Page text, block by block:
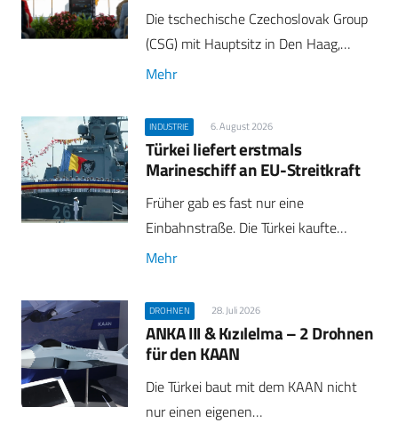
Die tschechische Czechoslovak Group
(CSG) mit Hauptsitz in Den Haag,…
Mehr
INDUSTRIE 6. August 2026
Türkei liefert erstmals
Marineschiff an EU-Streitkraft
Früher gab es fast nur eine
Einbahnstraße. Die Türkei kaufte…
Mehr
DROHNEN 28. Juli 2026
ANKA III & Kızılelma – 2 Drohnen
für den KAAN
Die Türkei baut mit dem KAAN nicht
nur einen eigenen…